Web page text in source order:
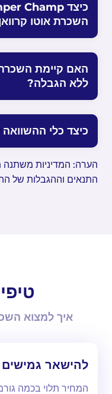
השכרת אוטו
האם קיימת
ללא הגבלה?
כיצד כלי ההשוואה
הערה: המדיניות
התנאים וההגבלות של
איך למצוא
להישאר גמישים
המחיר תלוי בכמה